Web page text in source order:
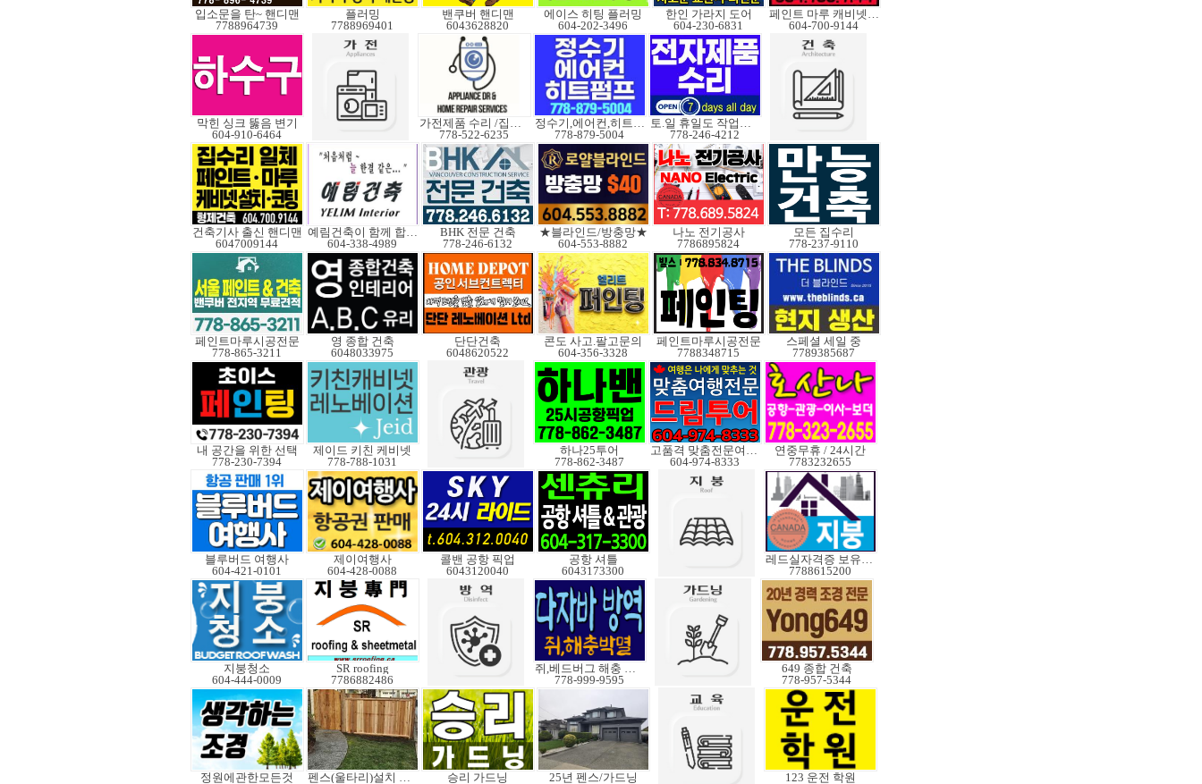
입소문을 탄~ 핸디맨
7788964739
플러밍
7788969401
밴쿠버 핸디맨
6043628820
에이스 히팅 플러밍
604-202-3496
한인 가라지 도어
604-230-6831
페인트 마루 캐비넷코팅
604-700-9144
막힌 싱크 뚫음 변기
604-910-6464
가전제품 수리 /집수리
778-522-6235
정수기,에어컨,히트펌프
778-879-5004
토.일 휴일도 작업가능
778-246-4212
건축기사 출신 핸디맨
6047009144
예림건축이 함께 합니다
604-338-4989
BHK 전문 건축
778-246-6132
★블라인드/방충망★
604-553-8882
나노 전기공사
7786895824
모든 집수리
778-237-9110
페인트마루시공전문
778-865-3211
영 종합 건축
6048033975
단단건축
6048620522
콘도 사고.팔고문의
604-356-3328
페인트마루시공전문
7788348715
스페셜 세일 중
7789385687
내 공간을 위한 선택
778-230-7394
제이드 키친 케비넷
778-788-1031
하나25투어
778-862-3487
고품격 맞춤전문여행사
604-974-8333
연중무휴 / 24시간
7783232655
블루버드 여행사
604-421-0101
제이여행사
604-428-0088
콜밴 공항 픽업
6043120040
공항 셔틀
6043173300
레드실자격증 보유업체
7788615200
지붕청소
604-444-0009
SR roofing
7786882486
쥐,베드버그 해충 박멸
778-999-9595
649 종합 건축
778-957-5344
정원에관한모든것
펜스(울타리)설치 수리
승리 가드닝
25년 펜스/가드닝
123 운전 학원